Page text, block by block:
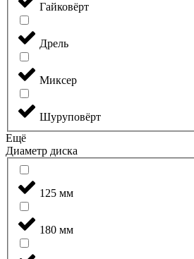
Гайковёрт
Дрель
Миксер
Шуруповёрт
Ещё
Диаметр диска
125 мм
180 мм